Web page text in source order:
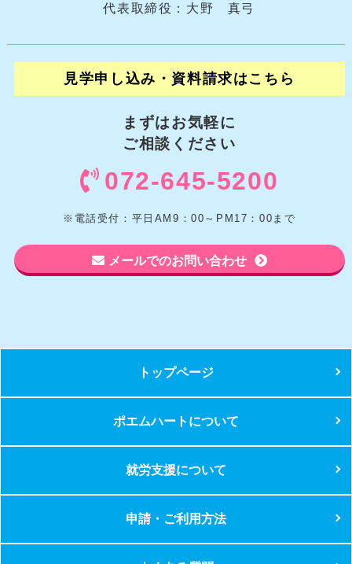
代表取締役：大野 真弓
見学申し込み・資料請求はこちら
まずはお気軽に
ご相談ください
072-645-5200
※電話受付：平日AM9：00～PM17：00まで
メールでのお問い合わせ
トップページ
ポエムハートについて
就労支援について
申請・ご利用方法